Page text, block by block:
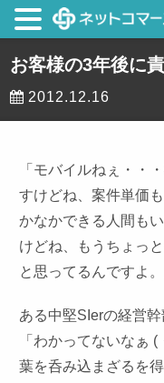
お客様の3年後に
2012.12.16
「モバイルねぇ・・
すけどね、案件単価
かなかできる人間も
けどね、もうちょっ
と思ってるんですよ。
ある中堅SIerの経営幹
「わかってないなぁ (
葉を呑み込まざるを